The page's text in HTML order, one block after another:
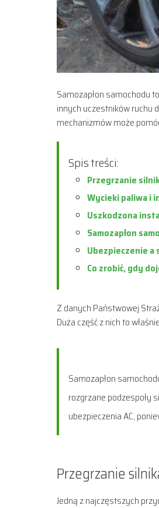
Samozapłon samochodu
innych uczestników ruchu
mechanizmów może
Spis treści:
Przegrzanie
Wycieki paliwa i
Uszkodzona
Samozapłon
Ubezpieczenie a
Co zrobić, gdy
Z danych Państwowej
Duża część z nich to
Samozapłon
rozgrzane podzespoły
ubezpieczenia AC,
Przegrzanie
Jedną z najczęstszych